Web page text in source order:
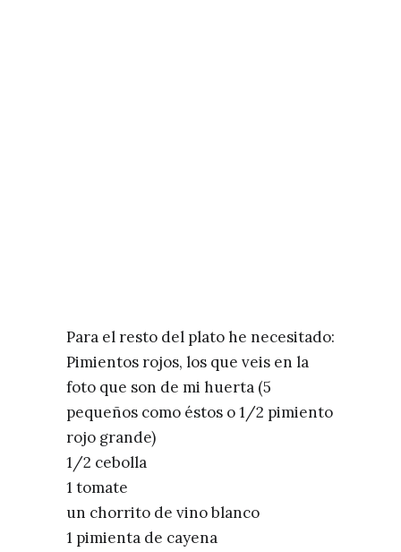
Para el resto del plato he necesitado:
Pimientos rojos, los que veis en la
foto que son de mi huerta (5
pequeños como éstos o 1/2 pimiento
rojo grande)
1/2 cebolla
1 tomate
un chorrito de vino blanco
1 pimienta de cayena